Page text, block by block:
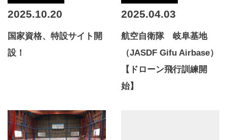
2025.10.20
国家資格、特設サイト開
設！
2025.04.03
航空自衛隊 岐阜基地
（JASDF Gifu Airbase）
【ドローン飛行訓練開
始】